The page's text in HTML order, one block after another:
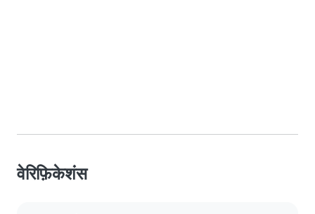
वेरिफ़िकेशंस